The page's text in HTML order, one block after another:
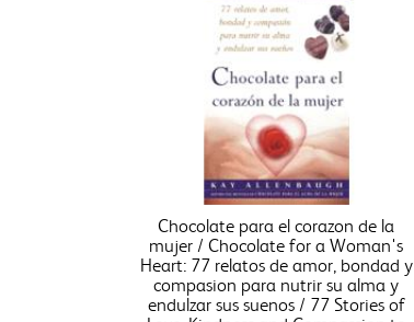
Chocolate para el corazon de la
mujer / Chocolate for a Woman's
Heart: 77 relatos de amor, bondad y
compasion para nutrir su alma y
endulzar sus suenos / 77 Stories of